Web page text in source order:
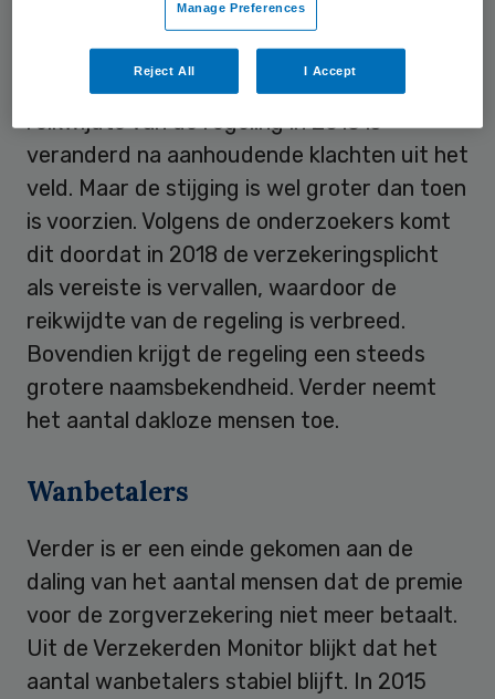
Verzekerden Monitor
De stijging was voorzien doordat de
reikwijdte van de regeling in 2018 is
veranderd na aanhoudende klachten uit het
veld. Maar de stijging is wel groter dan toen
is voorzien. Volgens de onderzoekers komt
dit doordat in 2018 de verzekeringsplicht
als vereiste is vervallen, waardoor de
reikwijdte van de regeling is verbreed.
Bovendien krijgt de regeling een steeds
grotere naamsbekendheid. Verder neemt
het aantal dakloze mensen toe.
Wanbetalers
Verder is er een einde gekomen aan de
daling van het aantal mensen dat de premie
voor de zorgverzekering niet meer betaalt.
Uit de Verzekerden Monitor blijkt dat het
aantal wanbetalers stabiel blijft. In 2015
Manage Preferences
Reject All I Accept